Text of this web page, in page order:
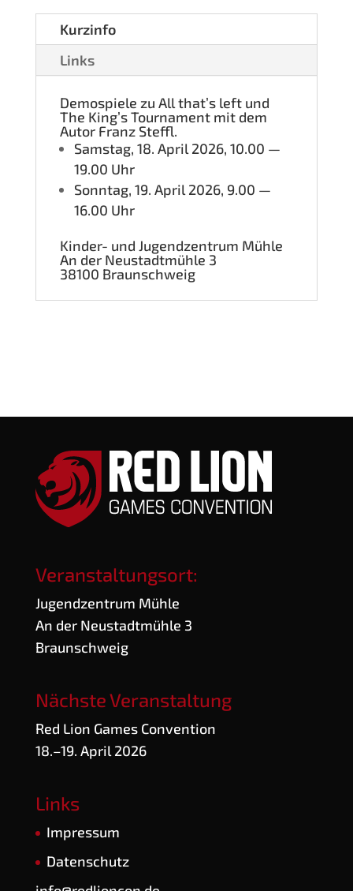
Kurz­in­fo
Links
Demo­spie­le zu All that’s left und
The King’s Tour­na­ment mit dem
Autor Franz Steffl.
Sams­tag, 18. April 2026, 10.00 —
19.00 Uhr
Sonn­tag, 19. April 2026, 9.00 —
16.00 Uhr
Kin­der- und Jugend­zen­trum Mühle
An der Neu­stadt­müh­le 3
38100 Braun­schweig
Veranstaltungsort:
Jugend­zen­trum Mühle
An der Neu­stadt­müh­le 3
Braunschweig
Nächste Veranstaltung
Red Lion Games Convention
18.–19. April 2026
Links
Impres­sum
Daten­schutz